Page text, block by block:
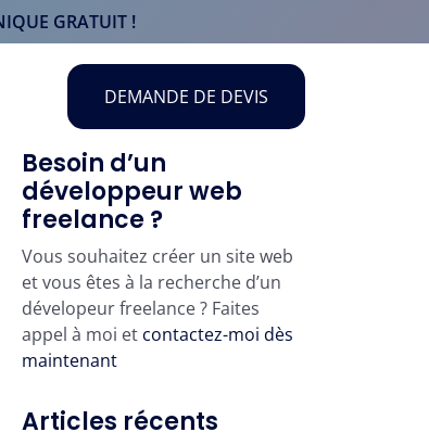
GRATUIT !
DEMANDE DE DEVIS
Besoin d’un
développeur web
freelance ?
Vous souhaitez créer un site web
et vous êtes à la recherche d’un
dévelopeur freelance ? Faites
appel à moi et contactez-moi dès
maintenant
Articles récents